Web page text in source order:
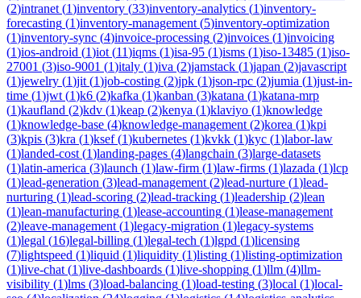
(2)intranet (1)inventory (33)inventory-analytics (1)inventory-
forecasting (1)inventory-management (5)inventory-optimization
(1)inventory-sync (4)invoice-processing (2)invoices (1)invoicing
(1)ios-android (1)iot (11)iqms (1)isa-95 (1)isms (1)iso-13485 (1)iso-
27001 (3)iso-9001 (1)italy (1)iva (2)jamstack (1)japan (2)javascript
(1)jewelry (1)jit (1)job-costing (2)jpk (1)json-rpc (2)jumia (1)just-in-
time (1)jwt (1)k6 (2)kafka (1)kanban (3)katana (1)katana-mrp
(1)kaufland (2)kdv (1)keap (2)kenya (1)klaviyo (1)knowledge
(1)knowledge-base (4)knowledge-management (2)korea (1)kpi
(3)kpis (3)kra (1)ksef(1)kubernetes (1)kvkk (1)kyc (1)labor-law
(1)landed-cost (1)landing-pages (4)langchain (3)large-datasets
(1)latin-america (3)launch (1)law-firm (1)law-firms (1)lazada (1)lcp
(1)lead-generation (3)lead-management (2)lead-nurture (1)lead-
nurturing (1)lead-scoring (2)lead-tracking (1)leadership (2)lean
(1)lean-manufacturing (1)lease-accounting (1)lease-management
(2)leave-management (1)legacy-migration (1)legacy-systems
(1)legal (16)legal-billing (1)legal-tech (1)lgpd (1)licensing
(7)lightspeed (1)liquid (1)liquidity (1)listing (1)listing-optimization
(1)live-chat (1)live-dashboards (1)live-shopping (1)llm (4)llm-
visibility (1)lms (3)load-balancing (1)load-testing (3)local (1)local-